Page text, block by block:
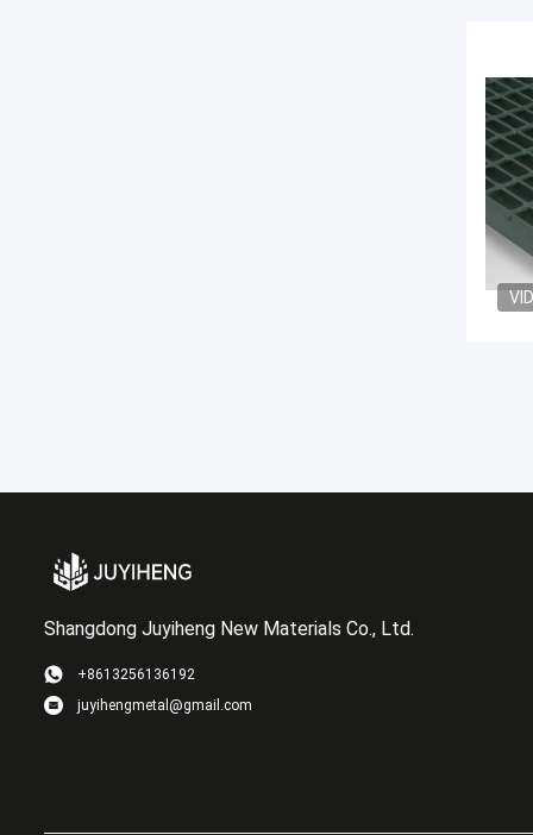
Shangdong Juyiheng New Materials Co., Ltd.
+8613256136192
juyihengmetal@gmail.com